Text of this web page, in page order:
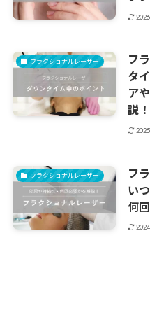
フラクショナルレーザー
フ
タ
ア
説！
フラクショナルレーザー
フ
い
何